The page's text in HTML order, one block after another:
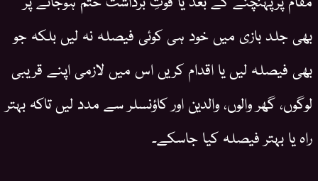
بھی جلد بازی میں خود ہی کوئی فیصلہ نہ لیں بلکہ جو
بھی فیصلہ لیں یا اقدام کریں اس میں لازمی اپنے قریبی
لوگوں، گھر والوں، والدین اور کاؤنسلر سے مدد لیں تاکہ بہتر
راہ یا بہتر فیصلہ کیا جاسکے۔